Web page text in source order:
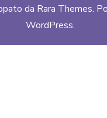
da Rara Themes.
WordPress.